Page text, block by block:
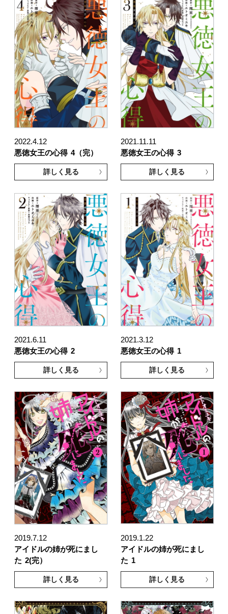
2022.4.12
悪徳女王の心得 4（完）
詳しく見る
2021.11.11
悪徳女王の心得 3
詳しく見る
2021.6.11
悪徳女王の心得 2
詳しく見る
2021.3.12
悪徳女王の心得 1
詳しく見る
2019.7.12
アイドルの姉が死にまし
た 2(完）
詳しく見る
2019.1.22
アイドルの姉が死にまし
た 1
詳しく見る